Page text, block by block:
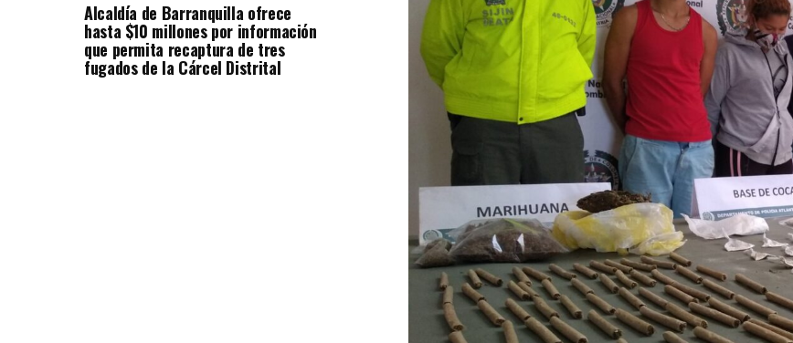
Alcaldía de Barranquilla ofrece
hasta $10 millones por información
que permita recaptura de tres
fugados de la Cárcel Distrital